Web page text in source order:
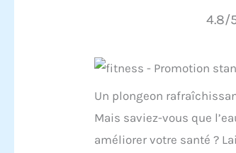
4.8/
Un plongeon
Mais saviez-vous que
améliorer votre santé ?